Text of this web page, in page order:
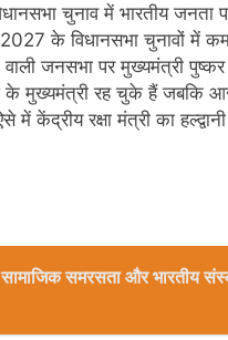
चुनाव में भारतीय जनता
के विधानसभा चुनावों में
जनसभा पर मुख्यमंत्री पुष्कर
के मुख्यमंत्री रह चुके हैं जबकि
केंद्रीय रक्षा मंत्री का
सामाजिक समरसता और भारतीय